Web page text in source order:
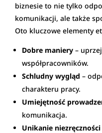
biznesie to nie tylko
komunikacji, ale także
Oto kluczowe elementy
Dobre maniery –
współpracowników.
Schludny wygląd –
charakteru pracy.
Umiejętność
komunikacja.
Unikanie niezręczności